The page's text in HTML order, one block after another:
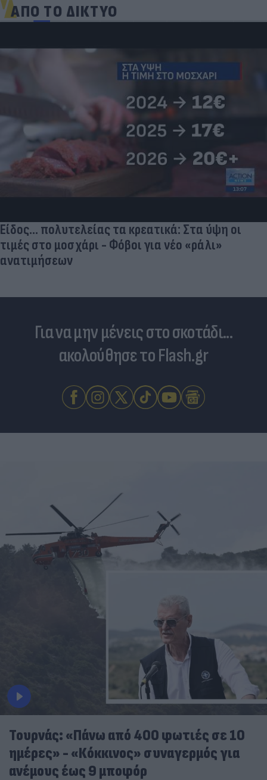
ΑΠΟ ΤΟ ΔΙΚΤΥΟ
Είδος... πολυτελείας τα κρεατικά: Στα ύψη οι
τιμές στο μοσχάρι - Φόβοι για νέο «ράλι»
ανατιμήσεων
Για να μην μένεις στο σκοτάδι...
ακολούθησε το Flash.gr
Τουρνάς: «Πάνω από 400 φωτιές σε 10
ημέρες» - «Κόκκινος» συναγερμός για
ανέμους έως 9 μποφόρ